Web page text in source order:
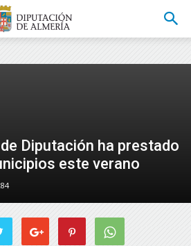
Diputación ha prestado
este verano